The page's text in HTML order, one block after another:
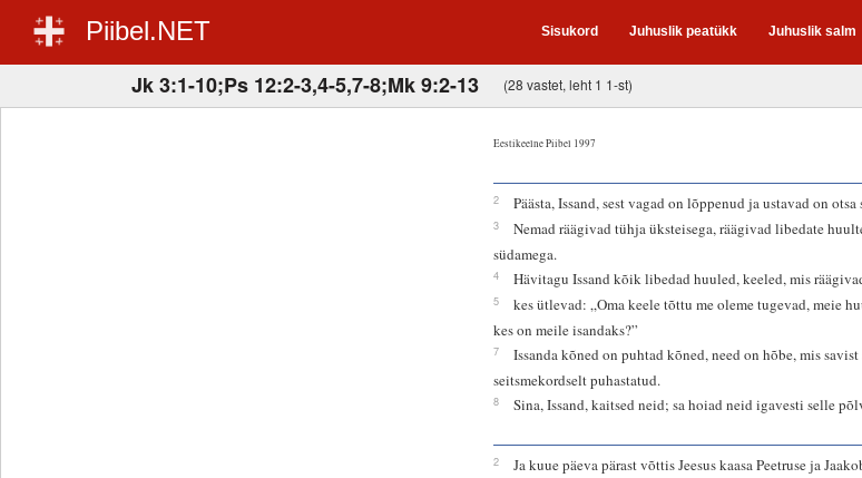
Piibel.NET Sisukord Juhuslik peatükk Juhuslik salm
Jk 3:1-10;Ps 12:2-3,4-5,7-8;Mk 9:2-13 (28 vastet, leht 1 1-st)
Eestikeelne Piibel 1997
2 Päästa, Issand, sest vagad on lõppenud ja ustavad on
3
Nemad räägivad tühja üksteisega, räägivad libedate
südamega.
4 Hävitagu Issand kõik libedad huuled, keeled, mis
5
kes ütlevad: „Oma keele tõttu me oleme tugevad, meie
kes on meile isandaks?”
7
Issanda kõned on puhtad kõned, need on hõbe, mis
seitsmekordselt puhastatud.
8 Sina, Issand, kaitsed neid; sa hoiad neid igavesti selle
2
Ja kuue päeva pärast võttis Jeesus kaasa Peetruse ja